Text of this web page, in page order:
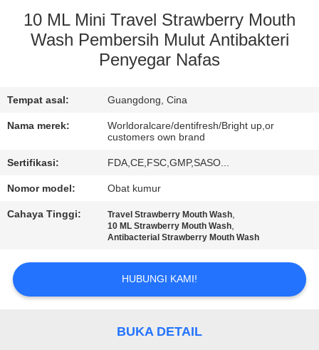
TUR
PABRIK
KUALITAS
KAMI
PERMINTAAN
PENAWARAN
PETA
10 ML Mini Travel Strawberry Mouth
Wash Pembersih Mulut Antibakteri
Penyegar Nafas
Tempat asal: Guangdong, Cina
Nama merek:
Worldoralcare/dentifresh/Bright up,or
customers own brand
Sertifikasi: FDA,CE,FSC,GMP,SASO...
Nomor model: Obat kumur
Cahaya Tinggi: Travel Strawberry Mouth Wash,
10 ML Strawberry Mouth Wash,
Antibacterial Strawberry Mouth Wash
HUBUNGI KAMI!
BUKA DETAIL